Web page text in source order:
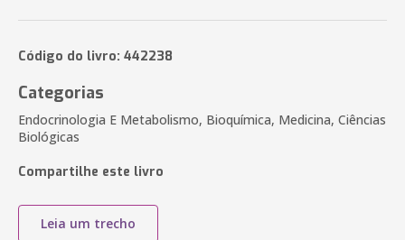
Código do livro: 442238
Categorias
Endocrinologia E Metabolismo, Bioquímica, Medicina, Ciências
Biológicas
Compartilhe este livro
Leia um trecho